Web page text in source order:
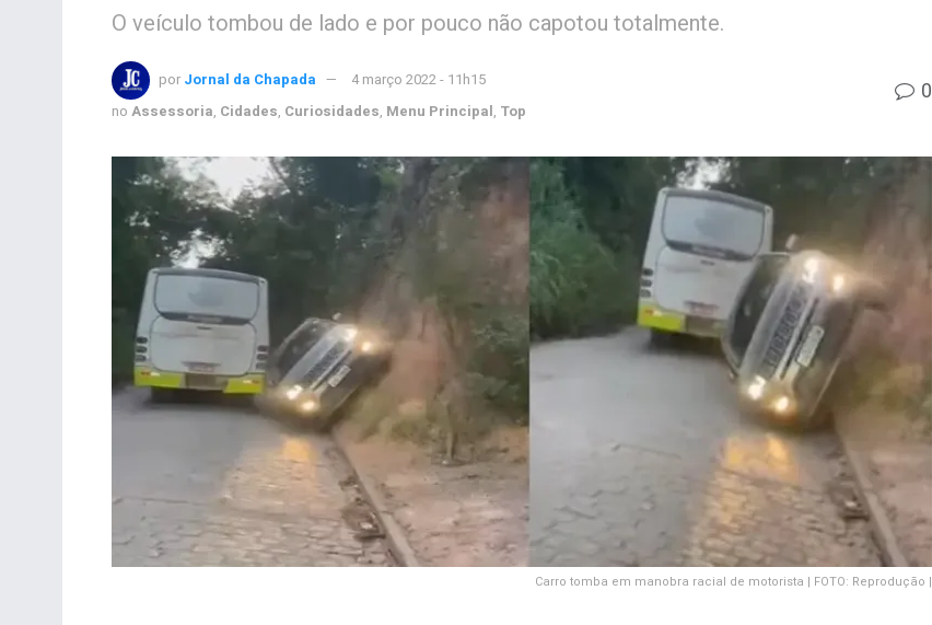
O veículo tombou de lado e por pouco não capotou totalmente.
por Jornal da Chapada
4 março 2022 - 11h15
no Assessoria, Cidades, Curiosidades, Menu Principal, Top
0
Carro tomba em manobra racial de motorista | FOTO: Reprodução |